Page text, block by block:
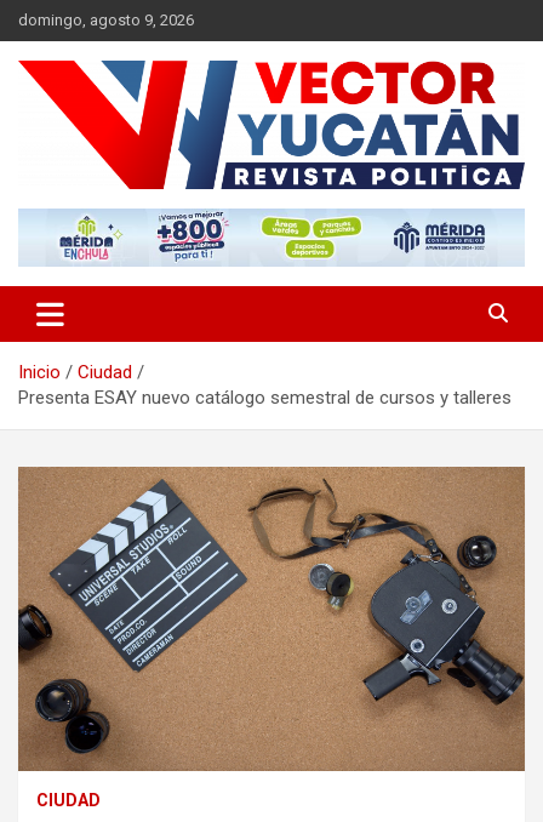
Saltar
al
contenido
domingo, agosto 9, 2026
Vector Yucatán
Inicio
Ciudad
Presenta ESAY nuevo catálogo semestral de cursos y talleres
CIUDAD